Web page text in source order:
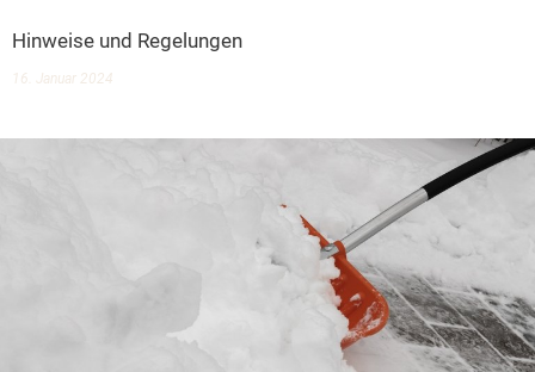
Hinweise und Regelungen
16. Januar 2024